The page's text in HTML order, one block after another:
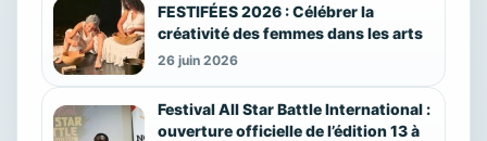
FESTIFÉES 2026 : Célébrer la
créativité des femmes dans les arts
26 juin 2026
Festival All Star Battle International :
ouverture officielle de l’édition 13 à